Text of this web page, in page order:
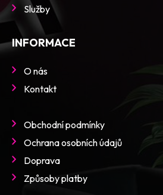
Služby
INFORMACE
O nás
Kontakt
Obchodní podmínky
Ochrana osobních údajů
Doprava
Způsoby platby